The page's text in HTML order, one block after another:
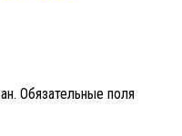
Обязательные поля